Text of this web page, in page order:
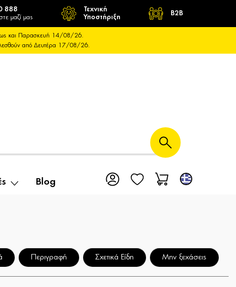
888
μαζί μας
Τεχνική
Υποστήριξη
B2B
και Παρασκευή 14/08/26.
από Δευτέρα 17/08/26.
Blog
Περιγραφή Σχετικά Είδη Μην ξεχάσεις